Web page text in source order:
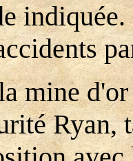
mine
Ryan,